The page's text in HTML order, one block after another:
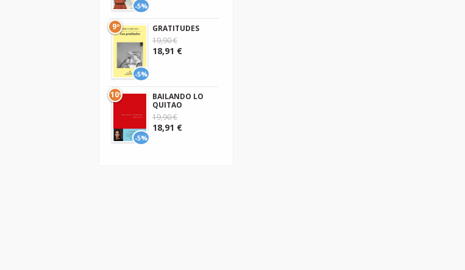
-5%
-5%
9º
GRATITUDES
19,90 €
18,91 €
-5%
10º
BAILANDO LO
QUITAO
19,90 €
18,91 €